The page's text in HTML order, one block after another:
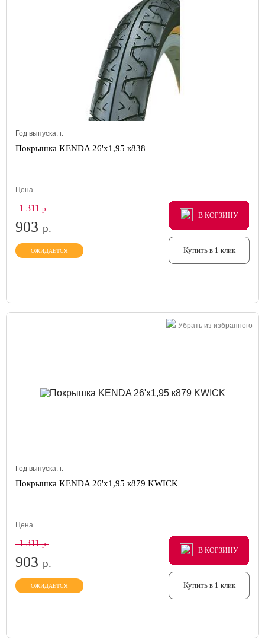
Год выпуска: г.
Покрышка KENDA 26'х1,95 к838
Цена
1 311р.
903 р.
ОЖИДАЕТСЯ
В КОРЗИНУ
В КОРЗИНУ
В КОРЗИНУ
Купить в 1 клик
Убрать из избранного
Год выпуска: г.
Покрышка KENDA 26'х1,95 к879 KWICK
Цена
1 311р.
903 р.
ОЖИДАЕТСЯ
В КОРЗИНУ
В КОРЗИНУ
В КОРЗИНУ
Купить в 1 клик